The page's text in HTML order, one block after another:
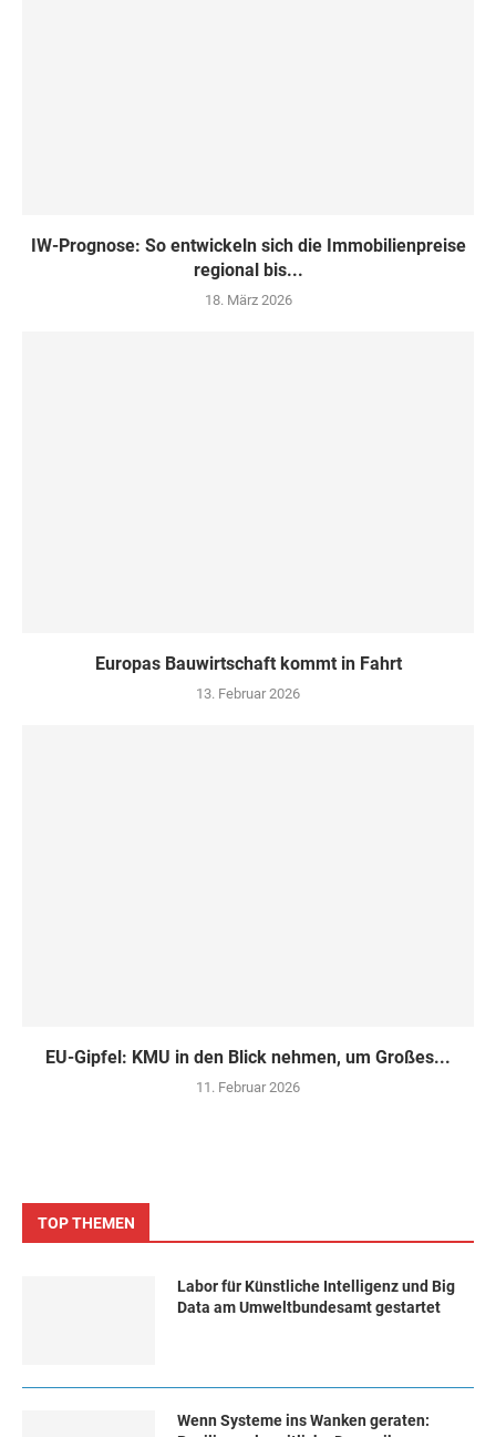
IW-Prognose: So entwickeln sich die Immobilienpreise
regional bis...
18. März 2026
Europas Bauwirtschaft kommt in Fahrt
13. Februar 2026
EU-Gipfel: KMU in den Blick nehmen, um Großes...
11. Februar 2026
TOP THEMEN
Labor für Künstliche Intelligenz und Big
Data am Umweltbundesamt gestartet
Wenn Systeme ins Wanken geraten: